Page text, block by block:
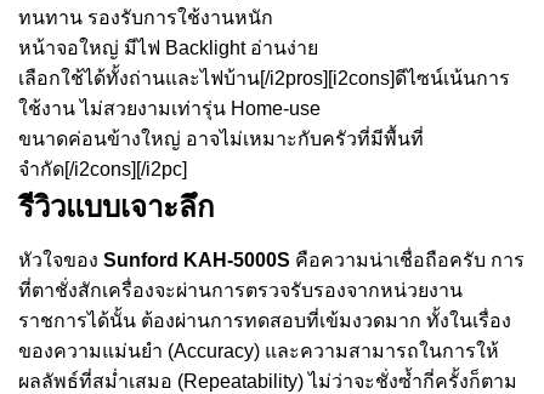
ทนทาน รองรับการใช้งานหนัก
หน้าจอใหญ่ มีไฟ Backlight อ่านง่าย
เลือกใช้ได้ทั้งถ่านและไฟบ้าน[/i2pros][i2cons]ดีไซน์เน้นการ
ใช้งาน ไม่สวยงามเท่ารุ่น Home-use
ขนาดค่อนข้างใหญ่ อาจไม่เหมาะกับครัวที่มีพื้นที่
จำกัด[/i2cons][/i2pc]
รีวิวแบบเจาะลึก
หัวใจของ Sunford KAH-5000S คือความน่าเชื่อถือครับ การ
ที่ตาชั่งสักเครื่องจะผ่านการตรวจรับรองจากหน่วยงาน
ราชการได้นั้น ต้องผ่านการทดสอบที่เข้มงวดมาก ทั้งในเรื่อง
ของความแม่นยำ (Accuracy) และความสามารถในการให้
ผลลัพธ์ที่สม่ำเสมอ (Repeatability) ไม่ว่าจะชั่งซ้ำกี่ครั้งก็ตาม